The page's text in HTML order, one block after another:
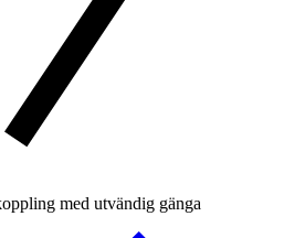
med utvändig gänga